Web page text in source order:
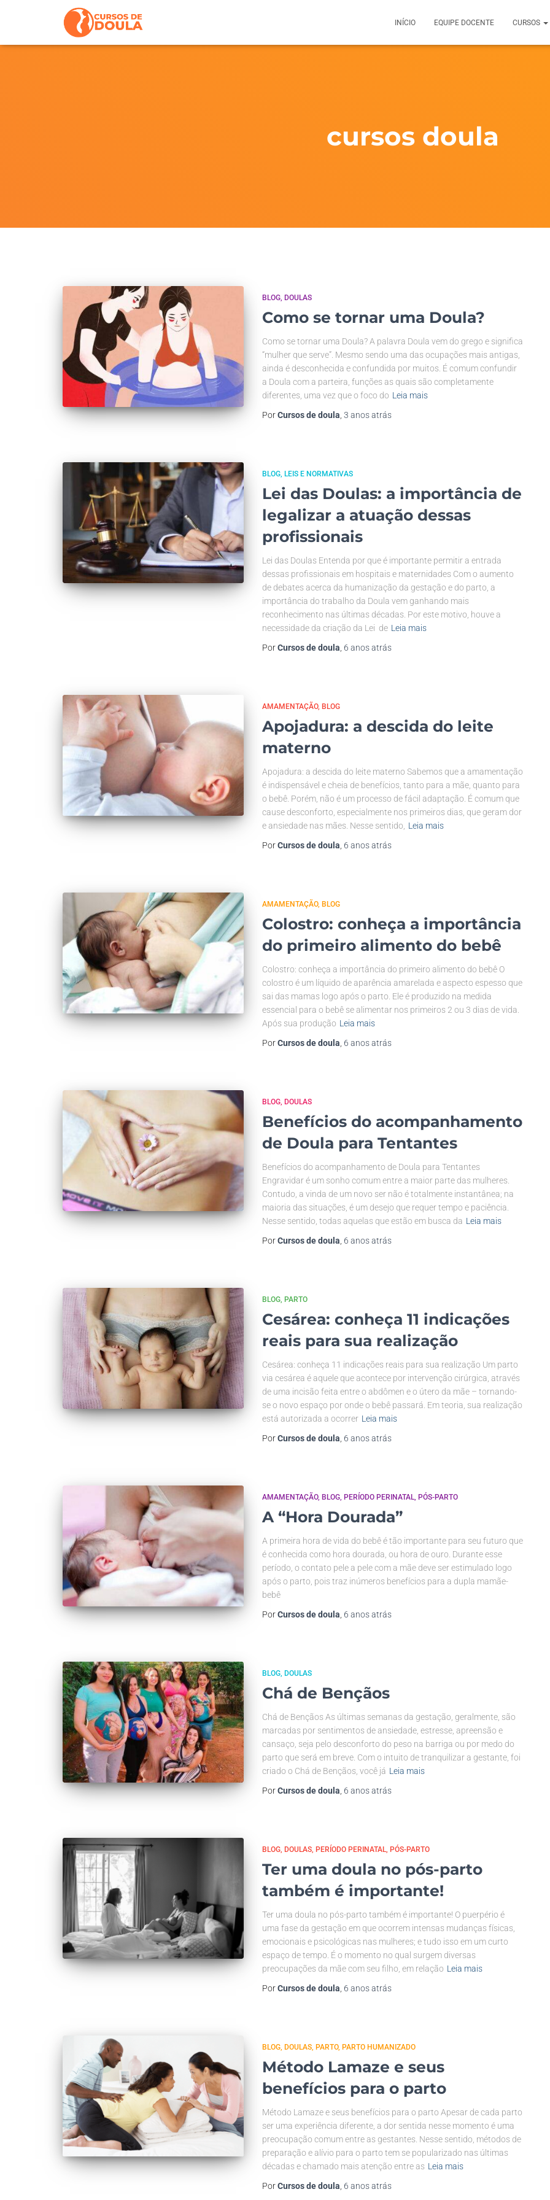
INÍCIO EQUIPE DOCENTE CURSOS
cursos doula
BLOG DOULAS
Como se tornar uma Doula?
Como se tornar uma Doula? A palavra Doula vem do grego e significa
“mulher que serve”. Mesmo sendo uma das ocupações mais antigas,
ainda é desconhecida e confundida por muitos. É comum confundir
a Doula com a parteira, funções as quais são completamente
diferentes, uma vez que o foco do Leia mais
PorCursos de doula 3 anosatrás
BLOG LEIS E NORMATIVAS
Lei das Doulas: a importância de
legalizar a atuação dessas
profissionais
Lei das Doulas Entenda por que é importante permitir a entrada
dessas profissionais em hospitais e maternidades Com o aumento
de debates acerca da humanização da gestação e do parto, a
importância do trabalho da Doula vem ganhando mais
reconhecimento nas últimas décadas. Por este motivo, houve a
necessidade da criação da Lei de Leia mais
PorCursos de doula 6 anosatrás
AMAMENTAÇÃO BLOG
Apojadura: a descida do leite
materno
Apojadura: a descida do leite materno Sabemos que a amamentação
é indispensável e cheia de benefícios, tanto para a mãe, quanto para
o bebê. Porém, não é um processo de fácil adaptação. É comum que
cause desconforto, especialmente nos primeiros dias, que geram dor
e ansiedade nas mães. Nesse sentido,
Leia mais
PorCursos de doula 6 anosatrás
AMAMENTAÇÃO BLOG
Colostro: conheça a importância
do primeiro alimento do bebê
Colostro: conheça a importância do primeiro alimento do bebê O
colostro é um líquido de aparência amarelada e aspecto espesso que
sai das mamas logo após o parto. Ele é produzido na medida
essencial para o bebê se alimentar nos primeiros 2 ou 3 dias de vida.
Após sua produção Leia mais
PorCursos de doula 6 anosatrás
BLOG DOULAS
Benefícios do acompanhamento
de Doula para Tentantes
Benefícios do acompanhamento de Doula para Tentantes
Engravidar é um sonho comum entre a maior parte das mulheres.
Contudo, a vinda de um novo ser não é totalmente instantânea; na
maioria das situações, é um desejo que requer tempo e paciência.
Nesse sentido, todas aquelas que estão em busca da Leia mais
PorCursos de doula 6 anosatrás
BLOG PARTO
Cesárea: conheça 11 indicações
reais para sua realização
Cesárea: conheça 11 indicações reais para sua realização Um parto
via cesárea é aquele que acontece por intervenção cirúrgica, através
de uma incisão feita entre o abdômen e o útero da mãe – tornando-
se o novo espaço por onde o bebê passará. Em teoria, sua realização
está autorizada a ocorrer Leia mais
PorCursos de doula 6 anosatrás
AMAMENTAÇÃO BLOG PERÍODO PERINATAL PÓS-PARTO
A “Hora Dourada”
A primeira hora de vida do bebê é tão importante para seu futuro que
é conhecida como hora dourada, ou hora de ouro. Durante esse
período, o contato pele a pele com a mãe deve ser estimulado logo
após o parto, pois traz inúmeros benefícios para a dupla mamãe-
bebê
PorCursos de doula 6 anosatrás
BLOG DOULAS
Chá de Bençãos
Chá de Bençãos As últimas semanas da gestação, geralmente, são
marcadas por sentimentos de ansiedade, estresse, apreensão e
cansaço, seja pelo desconforto do peso na barriga ou por medo do
parto que será em breve. Com o intuito de tranquilizar a gestante, foi
criado o Chá de Bençãos, você já Leia mais
PorCursos de doula 6 anosatrás
BLOG DOULAS PERÍODO PERINATAL PÓS-PARTO
Ter uma doula no pós-parto
também é importante!
Ter uma doula no pós-parto também é importante! O puerpério é
uma fase da gestação em que ocorrem intensas mudanças físicas,
emocionais e psicológicas nas mulheres; e tudo isso em um curto
espaço de tempo. É o momento no qual surgem diversas
preocupações da mãe com seu filho, em relação Leia mais
PorCursos de doula 6 anosatrás
BLOG DOULAS PARTO PARTO HUMANIZADO
Método Lamaze e seus
benefícios para o parto
Método Lamaze e seus benefícios para o parto Apesar de cada parto
ser uma experiência diferente, a dor sentida nesse momento é uma
preocupação comum entre as gestantes. Nesse sentido, métodos de
preparação e alívio para o parto tem se popularizado nas últimas
décadas e chamado mais atenção entre as Leia mais
PorCursos de doula 6 anosatrás